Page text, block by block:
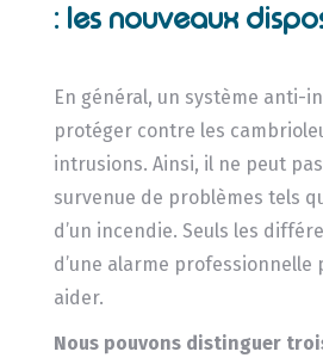
: les nouveaux
En général, un système anti-
protéger contre les
intrusions. Ainsi, il ne peut
survenue de problèmes tels
d’un incendie. Seuls les
d’une alarme professionnelle
aider.
Nous pouvons distinguer